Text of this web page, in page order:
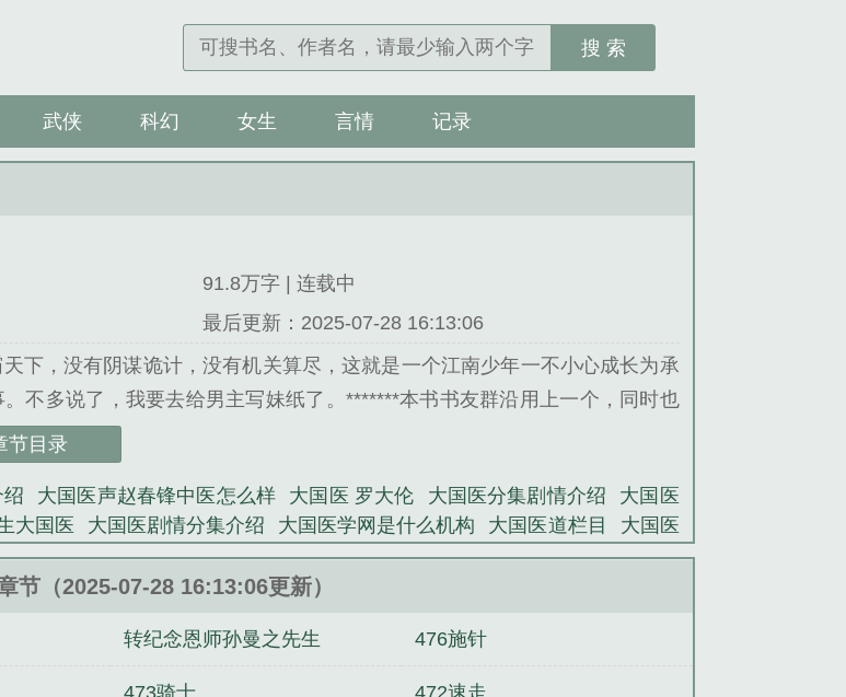
搜 索
武侠 科幻 女生 言情 记录
91.8万字 | 连载中
最后更新：2025-07-28 16:13:06
下，没有阴谋诡计，没有机关算尽，这就是一个江南少年一不小心成长为承
不多说了，我要去给男主写妹纸了。*******本书书友群沿用上一个，同时也
果这么多本书都没让你入群，小汤恳请您这本书一定进来吧：1937611......
的历史类小说。
节目录
大国医声赵春锋中医怎么样 大国医 罗大伦 大国医分集剧情介绍
大国医
大国医 大国医剧情分集介绍 大国医学网是什么机构 大国医道栏目
大国医
清 大国医药膏的主治功能 大国医电视剧演员表名单 大国医者 钟伟 大国
服液 大国医春溪笛晓txt 大国医百家讲坛
播带货乱象曝光 大国医大凤嫁给了谁 大国医书籍 电视剧大国医
节（2025-07-28 16:13:06更新）
转纪念恩师孙曼之先生 476施针
473骑士 472速走